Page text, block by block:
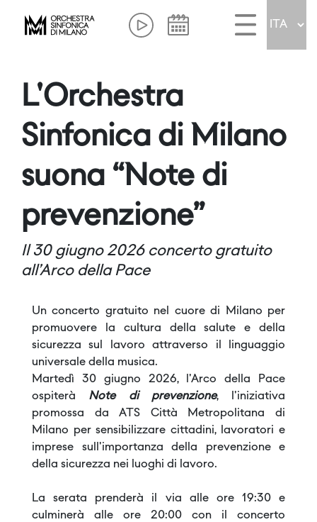
L'Orchestra
Sinfonica di Milano
suona “Note di
prevenzione”
Il 30 giugno 2026 concerto gratuito
all’Arco della Pace
Un concerto gratuito nel cuore di Milano per
promuovere la cultura della salute e della
sicurezza sul lavoro attraverso il linguaggio
universale della musica.
Martedì 30 giugno 2026, l'Arco della Pace
ospiterà Note di prevenzione, l'iniziativa
promossa da ATS Città Metropolitana di
Milano per sensibilizzare cittadini, lavoratori e
imprese sull'importanza della prevenzione e
della sicurezza nei luoghi di lavoro.
La serata prenderà il via alle ore 19:30 e
culminerà alle ore 20:00 con il concerto